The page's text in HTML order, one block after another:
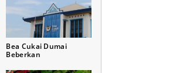
Bea Cukai Dumai
Beberkan